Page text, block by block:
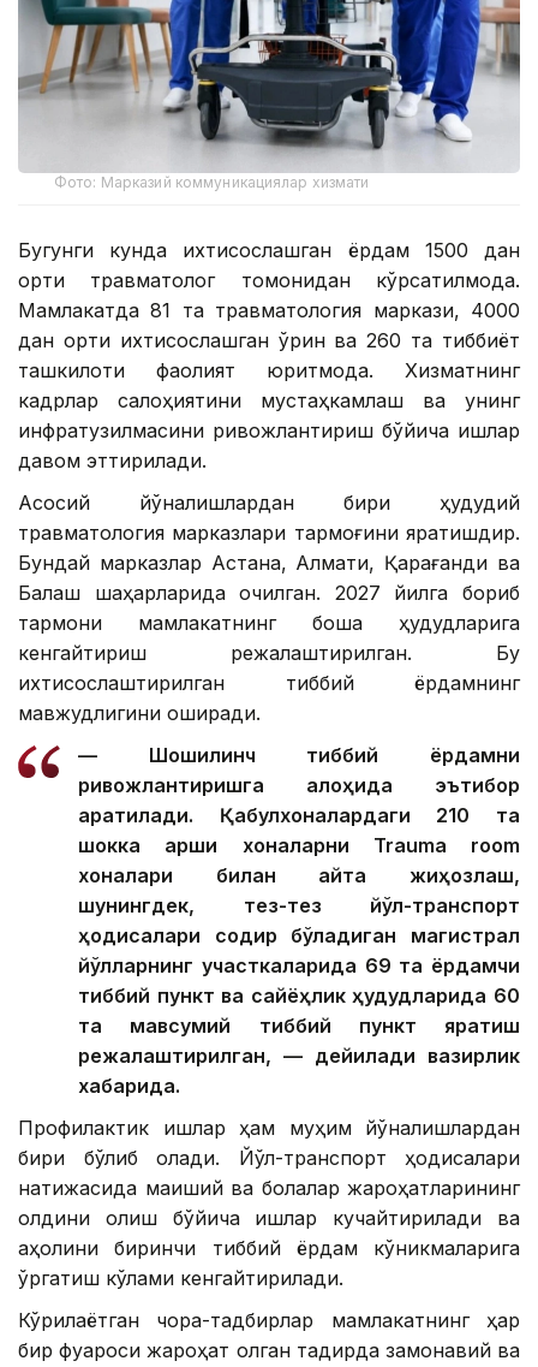
Фото: Марказий коммуникациялар хизмати
Бугунги кунда ихтисослашган ёрдам 1500 дан
ортиқ травматолог томонидан кўрсатилмоқда.
Мамлакатда 81 та травматология маркази, 4000
дан ортиқ ихтисослашган ўрин ва 260 та тиббиёт
ташкилоти фаолият юритмоқда. Хизматнинг
кадрлар салоҳиятини мустаҳкамлаш ва унинг
инфратузилмасини ривожлантириш бўйича ишлар
давом эттирилади.
Асосий йўналишлардан бири ҳудудий
травматология марказлари тармоғини яратишдир.
Бундай марказлар Астана, Алмати, Қарағанди ва
Балқаш шаҳарларида очилган. 2027 йилга бориб
тармоқни мамлакатнинг бошқа ҳудудларига
кенгайтириш режалаштирилган. Бу
ихтисослаштирилган тиббий ёрдамнинг
мавжудлигини оширади.
— Шошилинч тиббий ёрдамни
ривожлантиришга алоҳида эътибор
қаратилади. Қабулхоналардаги 210 та
шокка қарши хоналарни Trauma room
хоналари билан қайта жиҳозлаш,
шунингдек, тез-тез йўл-транспорт
ҳодисалари содир бўладиган магистрал
йўлларнинг участкаларида 69 та ёрдамчи
тиббий пункт ва сайёҳлик ҳудудларида 60
та мавсумий тиббий пункт яратиш
режалаштирилган, — дейилади вазирлик
хабарида.
Профилактик ишлар ҳам муҳим йўналишлардан
бири бўлиб қолади. Йўл-транспорт ҳодисалари
натижасида маиший ва болалар жароҳатларининг
олдини олиш бўйича ишлар кучайтирилади ва
аҳолини биринчи тиббий ёрдам кўникмаларига
ўргатиш кўлами кенгайтирилади.
Кўрилаётган чора-тадбирлар мамлакатнинг ҳар
бир фуқароси жароҳат олган тақдирда замонавий ва